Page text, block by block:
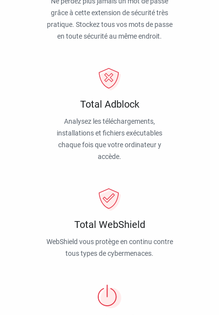
grâce à cette extension de sécurité très
pratique. Stockez tous vos mots de passe
en toute sécurité au même endroit.
Total Adblock
Analysez les téléchargements,
installations et fichiers exécutables
chaque fois que votre ordinateur y
accède.
Total WebShield
WebShield vous protège en continu contre
tous types de cybermenaces.